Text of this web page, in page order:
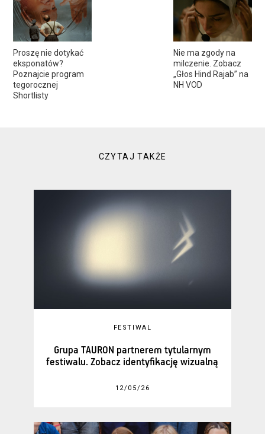
Proszę nie dotykać
eksponatów?
Poznajcie program
tegorocznej
Shortlisty
Nie ma zgody na
milczenie. Zobacz
„Głos Hind Rajab” na
NH VOD
CZYTAJ TAKŻE
FESTIWAL
Grupa TAURON partnerem tytularnym
festiwalu. Zobacz identyfikację wizualną
12/05/26